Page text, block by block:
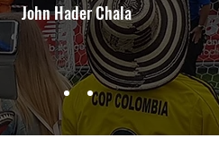
John Hader Chala